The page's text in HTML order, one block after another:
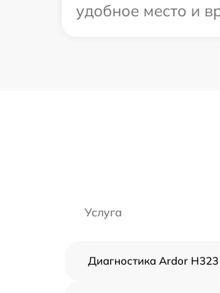
удобное место и
Услуга
Диагностика Ardor H323